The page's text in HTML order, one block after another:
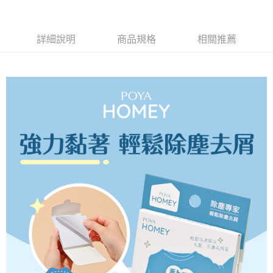
３．收到繳費通知簡訊後14天內，點擊此簡訊中的連結，可透過四大超商／
※ 交易是否成功請以「AFTEE先享後付 」之結帳頁面顯示為準，若有關於
是否繳費成功／繳費後需取消欲退款等相關疑問，請聯繫「AFTEE先享後付
https://netprotections.freshdesk.com/support/home
【注意事項】
１．透過由恩沛科技股份有限公司提供之「AFTEE先享後付」服務完成之交
易，需依本服務之必要範圍內提供個人資料，並將交易相關給付款項請求債
２．關於個人資料處理事宜，請瀏覽以下網址：
https://aftee.tw/terms/#terms3
３．未成年的使用者請事先徵得法定代理人或監護人之同意方可使用
「AFTEE先享後付」，若未經同意申辦者引起之損失，本公司不負相關責
４．使用「AFTEE先享後付」時，將依據個別帳號之用戶狀況，依本公司即
時審查核予不同之上限額度；若仍有額度不足之情形，本公司將視審查結果
請求用戶進行身份認證。
５．嚴禁一人註冊多個帳號或使用他人資訊註冊。若發現惡意使用之情形，
每筆NT$65，滿NT$490(含以上)免運費
7-11取貨付款
每筆NT$65，滿NT$490(含以上)免運費
每筆NT$65，滿NT$490(含以上)免運費
宅配(本島)
每筆NT$100，滿NT$790(含以上)免運費
付款後寶雅門市自取(由倉庫統一出貨)
每筆NT$80，滿NT$290(含以上)免運費
詳細說明 商品規格 相關推薦